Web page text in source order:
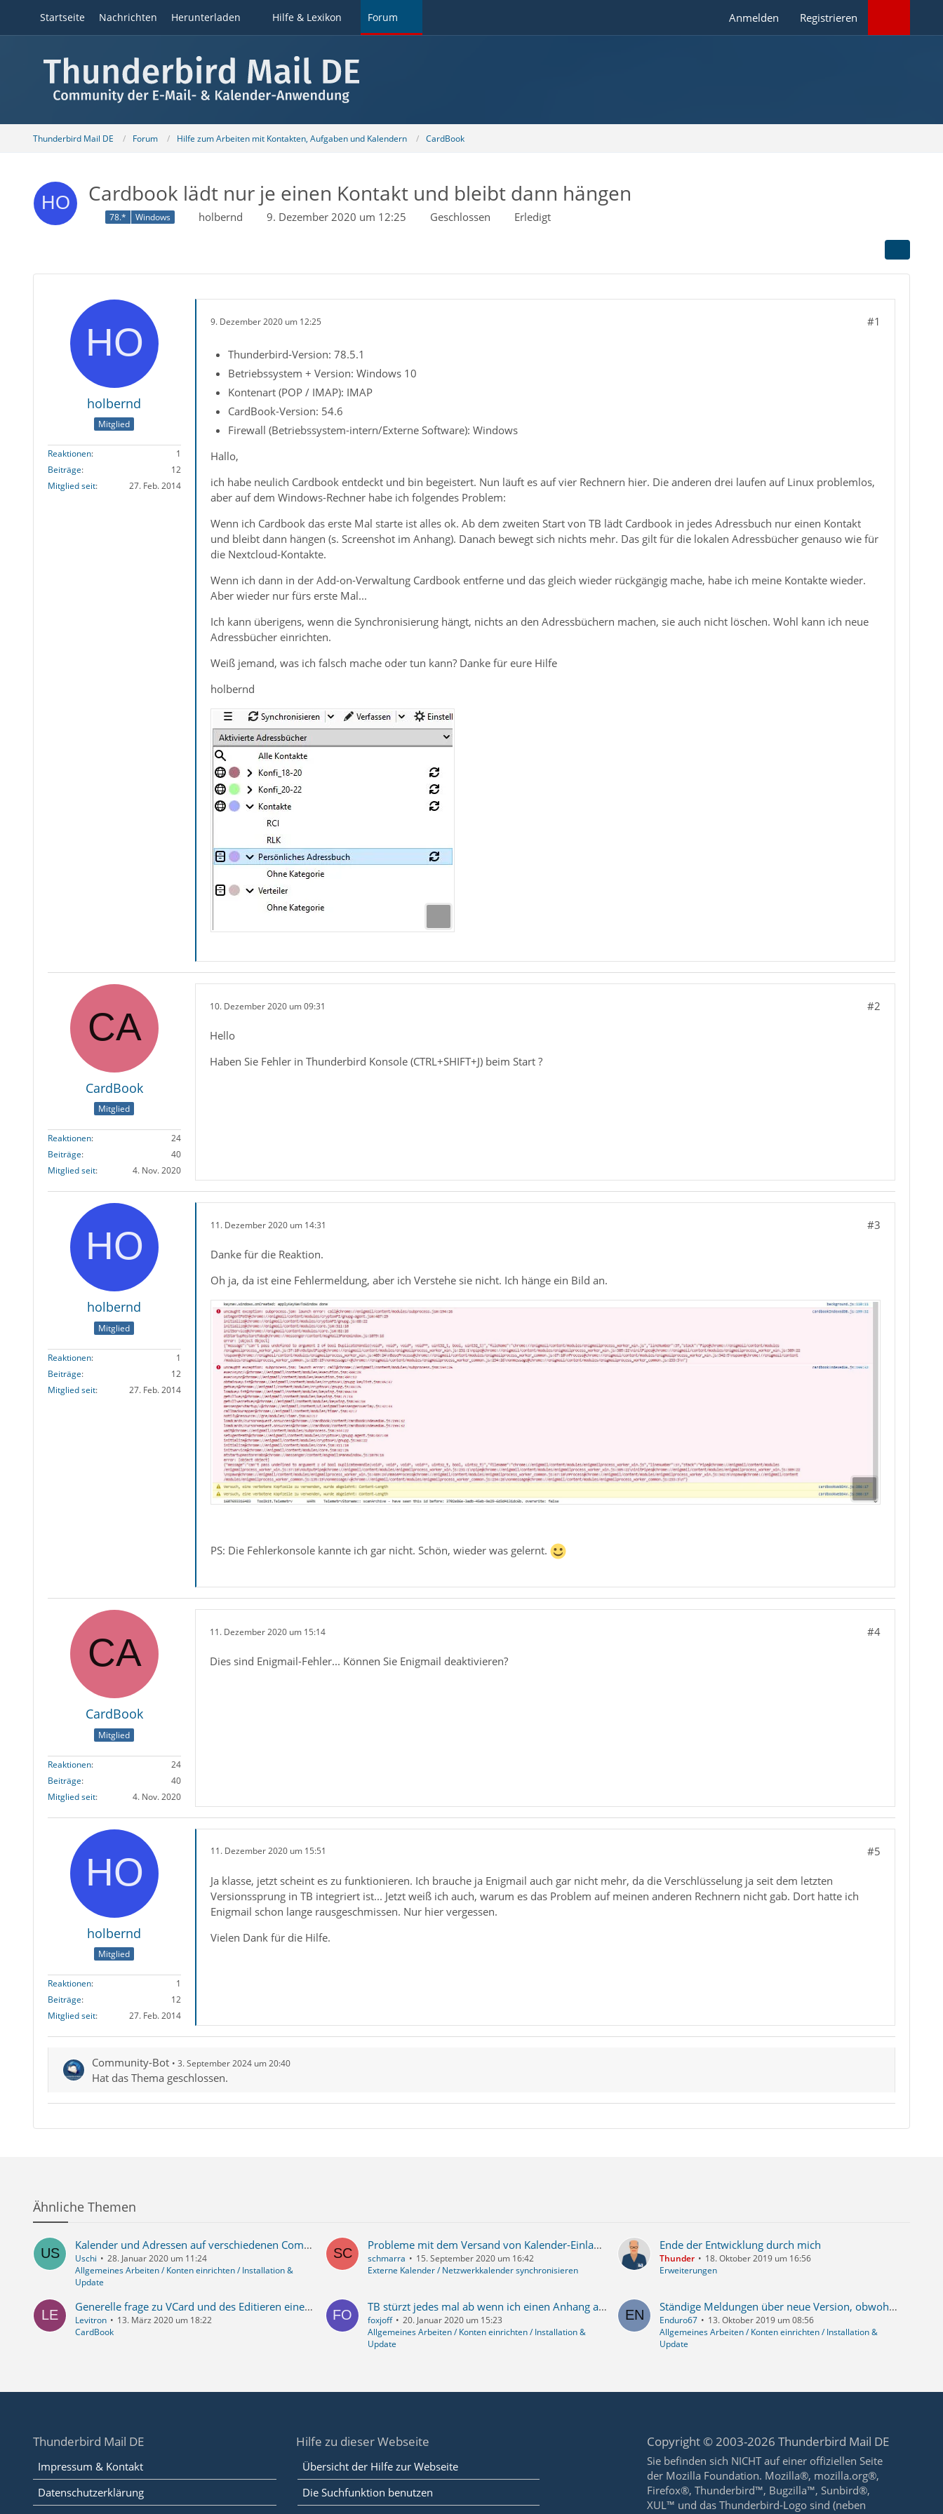
Startseite Nachrichten Herunterladen Hilfe & Lexikon Forum Anmelden Registrieren
Thunderbird Mail DE Forum Hilfe zum Arbeiten mit Kontakten, Aufgaben und Kalendern CardBook
Cardbook lädt nur je einen Kontakt und bleibt dann hängen
78.* Windows holbernd 9. Dezember 2020 um 12:25 Geschlossen Erledigt
holbernd
Mitglied
Reaktionen
1
Beiträge
12
Mitglied seit
27. Feb. 2014
9. Dezember 2020 um 12:25 #1
Thunderbird-Version: 78.5.1
Betriebssystem + Version: Windows 10
Kontenart (POP / IMAP): IMAP
CardBook-Version: 54.6
Firewall (Betriebssystem-intern/Externe Software): Windows
Hallo,
ich habe neulich Cardbook entdeckt und bin begeistert. Nun läuft es auf vier Rechnern hier. Die anderen drei laufen auf Linux problemlos,
aber auf dem Windows-Rechner habe ich folgendes Problem:
Wenn ich Cardbook das erste Mal starte ist alles ok. Ab dem zweiten Start von TB lädt Cardbook in jedes Adressbuch nur einen Kontakt
und bleibt dann hängen (s. Screenshot im Anhang). Danach bewegt sich nichts mehr. Das gilt für die lokalen Adressbücher genauso wie für
die Nextcloud-Kontakte.
Wenn ich dann in der Add-on-Verwaltung Cardbook entferne und das gleich wieder rückgängig mache, habe ich meine Kontakte wieder.
Aber wieder nur fürs erste Mal...
Ich kann überigens, wenn die Synchronisierung hängt, nichts an den Adressbüchern machen, sie auch nicht löschen. Wohl kann ich neue
Adressbücher einrichten.
Weiß jemand, was ich falsch mache oder tun kann? Danke für eure Hilfe
holbernd
CardBook
Mitglied
Reaktionen
24
Beiträge
40
Mitglied seit
4. Nov. 2020
10. Dezember 2020 um 09:31 #2
Hello
Haben Sie Fehler in Thunderbird Konsole (CTRL+SHIFT+J) beim Start ?
holbernd
Mitglied
Reaktionen
1
Beiträge
12
Mitglied seit
27. Feb. 2014
11. Dezember 2020 um 14:31 #3
Danke für die Reaktion.
Oh ja, da ist eine Fehlermeldung, aber ich Verstehe sie nicht. Ich hänge ein Bild an.
PS: Die Fehlerkonsole kannte ich gar nicht. Schön, wieder was gelernt.
CardBook
Mitglied
Reaktionen
24
Beiträge
40
Mitglied seit
4. Nov. 2020
11. Dezember 2020 um 15:14 #4
Dies sind Enigmail-Fehler... Können Sie Enigmail deaktivieren?
holbernd
Mitglied
Reaktionen
1
Beiträge
12
Mitglied seit
27. Feb. 2014
11. Dezember 2020 um 15:51 #5
Ja klasse, jetzt scheint es zu funktionieren. Ich brauche ja Enigmail auch gar nicht mehr, da die Verschlüsselung ja seit dem letzten
Versionssprung in TB integriert ist... Jetzt weiß ich auch, warum es das Problem auf meinen anderen Rechnern nicht gab. Dort hatte ich
Enigmail schon lange rausgeschmissen. Nur hier vergessen.
Vielen Dank für die Hilfe.
Community-Bot 3. September 2024 um 20:40
Hat das Thema geschlossen.
Ähnliche Themen
Kalender und Adressen auf verschiedenen Computern
Uschi
28. Januar 2020 um 11:24
Allgemeines Arbeiten / Konten einrichten / Installation &
Update
Probleme mit dem Versand von Kalender-Einladungen
schmarra
15. September 2020 um 16:42
Externe Kalender / Netzwerkkalender synchronisieren
Ende der Entwicklung durch mich
Thunder
18. Oktober 2019 um 16:56
Erweiterungen
Generelle frage zu VCard und des Editieren einer solchen.
Levitron
13. März 2020 um 18:22
CardBook
TB stürzt jedes mal ab wenn ich einen Anhang anhängen will
foxjoff
20. Januar 2020 um 15:23
Allgemeines Arbeiten / Konten einrichten / Installation &
Update
Ständige Meldungen über neue Version, obwohl die aktuellste installiert ist
Enduro67
13. Oktober 2019 um 08:56
Allgemeines Arbeiten / Konten einrichten / Installation &
Update
Thunderbird Mail DE
Impressum & Kontakt
Datenschutzerklärung
Hilfe zu dieser Webseite
Übersicht der Hilfe zur Webseite
Die Suchfunktion benutzen
Copyright © 2003-2026 Thunderbird Mail DE
Sie befinden sich NICHT auf einer offiziellen Seite
der Mozilla Foundation. Mozilla®, mozilla.org®,
Firefox®, Thunderbird™, Bugzilla™, Sunbird®,
XUL™ und das Thunderbird-Logo sind (neben